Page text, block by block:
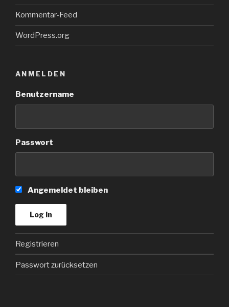
Kommentar-Feed
WordPress.org
ANMELDEN
Benutzername
Passwort
Angemeldet bleiben
Registrieren
Passwort zurücksetzen